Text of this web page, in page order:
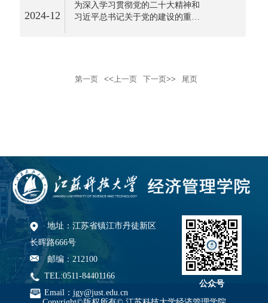
2024-12
为深入学习贯彻党的二十大精神和
习近平总书记关于党的建设的重要
第一页 <<上一页 下一页>> 尾页
地址：江苏省镇江市丹徒新区
长晖路666号
邮编：212100
TEL:0511-84401166
Email：jgy@just.edu.cn
公众号